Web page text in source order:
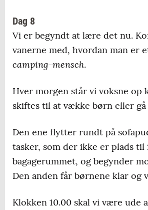
Dag 8
Vi er begyndt at lære det nu.
vanerne med, hvordan man er
camping-mensch.
Hver morgen står vi voksne op
skiftes til at vække børn eller gå
Den ene flytter rundt på
tasker, som der ikke er plads til
bagagerummet, og begynder
Den anden får børnene klar og
Klokken 10.00 skal vi være ude